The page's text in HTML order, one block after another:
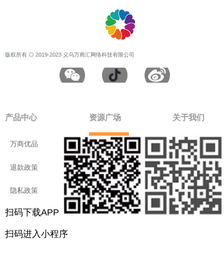
产品中心
万商优品
退款政策
隐私政策
付款方式
进口商品
用户手册
资源广场
公司介绍
联系我们
社会责任
关于我们
扫码下载APP
扫码进入小程序
版权所有 ◎ 2019-2023 义乌万商汇网络科技有限公司